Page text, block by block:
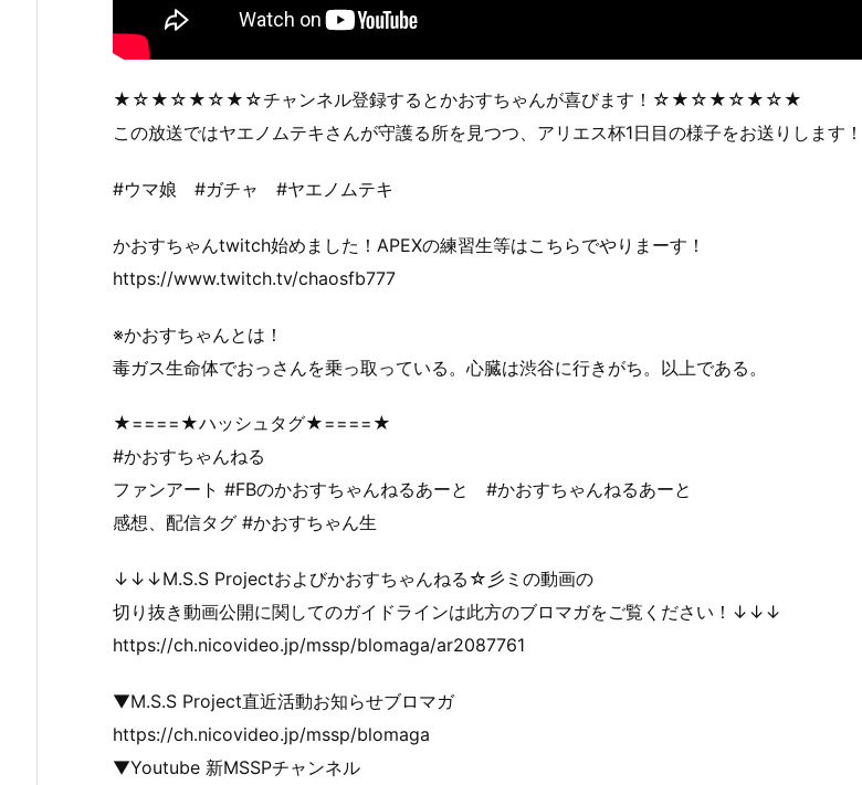
★☆★☆★☆★☆チャンネル登録するとかおすちゃんが喜びます！☆★☆★☆★☆★
この放送ではヤエノムテキさんが守護る所を見つつ、アリエス杯1日目の様子をお送りします！
#ウマ娘 #ガチャ #ヤエノムテキ
かおすちゃんtwitch始めました！APEXの練習生等はこちらでやりまーす！
https://www.twitch.tv/chaosfb777
※かおすちゃんとは！
毒ガス生命体でおっさんを乗っ取っている。心臓は渋谷に行きがち。以上である。
★====★ハッシュタグ★====★
#かおすちゃんねる
ファンアート #FBのかおすちゃんねるあーと #かおすちゃんねるあーと
感想、配信タグ #かおすちゃん生
↓↓↓M.S.S Projectおよびかおすちゃんねる☆彡ミの動画の
切り抜き動画公開に関してのガイドラインは此方のブロマガをご覧ください！↓↓↓
https://ch.nicovideo.jp/mssp/blomaga/ar2087761
▼M.S.S Project直近活動お知らせブロマガ
https://ch.nicovideo.jp/mssp/blomaga
▼Youtube 新MSSPチャンネル